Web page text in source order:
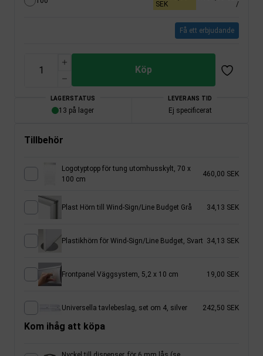
SEK
/
Få ett erbjudande
Köp
LAGERSTATUS
13 på lager
LEVERANS TID
Ej specificerat
Tillbehör
Logotyptopp för tung utomhusskylt, 70 x
100 cm
460,00 SEK
Plast Hörn till Wind-Sign/Line Budget Grå 34,13 SEK
Plastikhörn för Wind-Sign/Line Budget, Svart 34,13 SEK
Frontpanel Väggsystem, 5,2 x 10 cm 19,00 SEK
Universella tavlebeslag, set om 4, silver 242,50 SEK
Kom ihåg att köpa